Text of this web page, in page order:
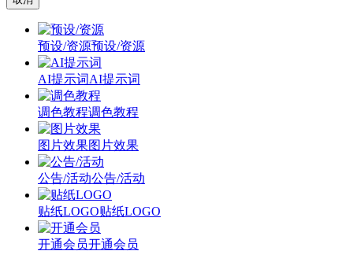
预设/资源预设/资源
AI提示词AI提示词
调色教程调色教程
图片效果图片效果
公告/活动公告/活动
贴纸LOGO贴纸LOGO
开通会员开通会员